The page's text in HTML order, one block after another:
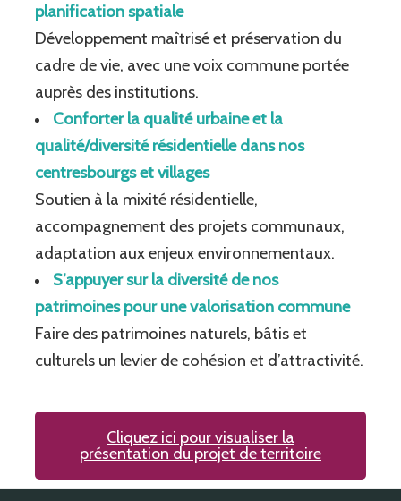
planification spatiale
Développement maîtrisé et préservation du
cadre de vie, avec une voix commune portée
auprès des institutions.
Conforter la qualité urbaine et la
qualité/diversité résidentielle dans nos
centresbourgs et villages
Soutien à la mixité résidentielle,
accompagnement des projets communaux,
adaptation aux enjeux environnementaux.
S’appuyer sur la diversité de nos
patrimoines pour une valorisation commune
Faire des patrimoines naturels, bâtis et
culturels un levier de cohésion et d’attractivité.
Cliquez ici pour visualiser la
présentation du projet de territoire